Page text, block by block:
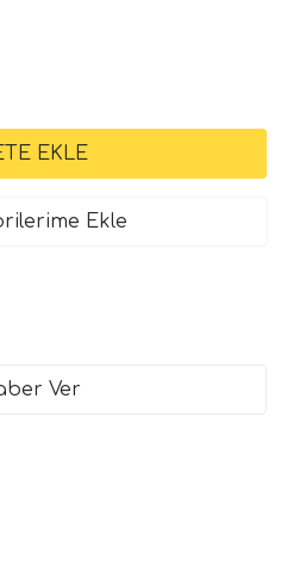
Ekle
Ver